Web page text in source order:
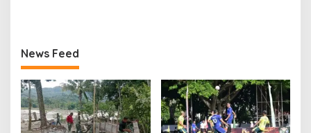
News Feed